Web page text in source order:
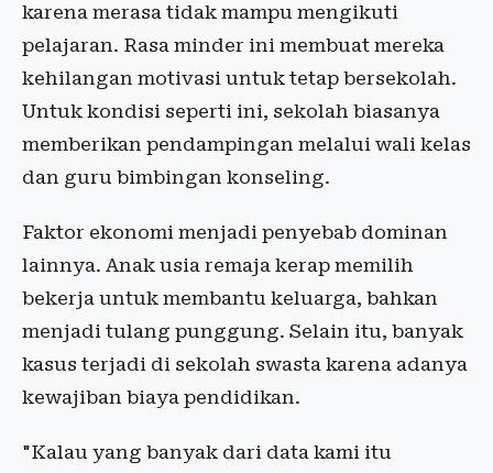
karena merasa tidak mampu mengikuti
pelajaran. Rasa minder ini membuat mereka
kehilangan motivasi untuk tetap bersekolah.
Untuk kondisi seperti ini, sekolah biasanya
memberikan pendampingan melalui wali kelas
dan guru bimbingan konseling.
Faktor ekonomi menjadi penyebab dominan
lainnya. Anak usia remaja kerap memilih
bekerja untuk membantu keluarga, bahkan
menjadi tulang punggung. Selain itu, banyak
kasus terjadi di sekolah swasta karena adanya
kewajiban biaya pendidikan.
"Kalau yang banyak dari data kami itu